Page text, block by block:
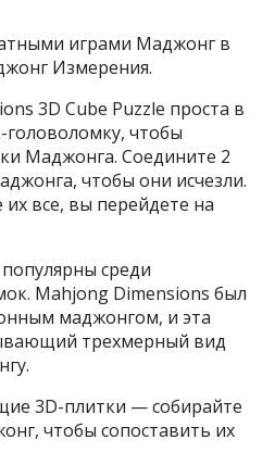
играми Маджонг в
Измерения.
3D Cube Puzzle проста в
чтобы
Маджонга. Соедините 2
чтобы они исчезли.
все, вы перейдете на
среди
Mahjong Dimensions был
маджонгом, и эта
трехмерный вид
3D-плитки — собирайте
чтобы сопоставить их